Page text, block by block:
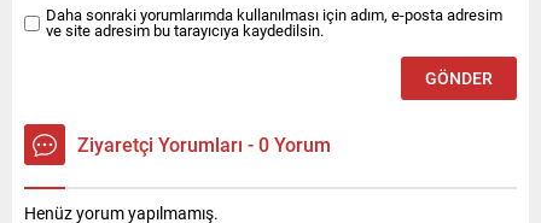
kandı"...
Daha sonraki yorumlarımda kullanılması için adım, e-posta adresim
ve site adresim bu tarayıcıya kaydedilsin.
Ziyaretçi Yorumları - 0 Yorum
Henüz yorum yapılmamış.